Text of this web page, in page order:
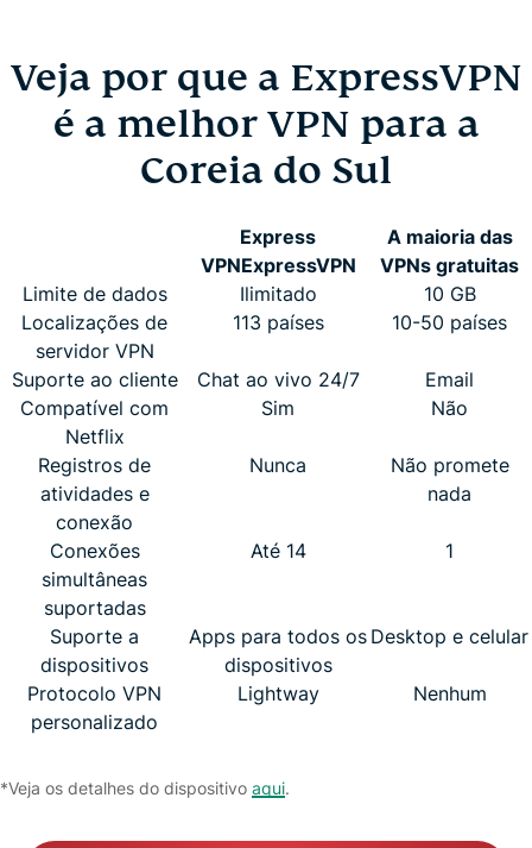
Veja por que a ExpressVPN
é a melhor VPN para a
Coreia do Sul
Express
VPNExpressVPN
A maioria das
VPNs gratuitas
Limite de dados
Ilimitado
10 GB
Localizações de
servidor VPN
113 países 10-50 países
Suporte ao cliente Chat ao vivo 24/7
Email
Compatível com
Netflix
Sim Não
Registros de
atividades e
conexão
Nunca
Não promete
nada
Conexões
simultâneas
suportadas
Até 14 1
Suporte a
dispositivos
Apps para todos os
dispositivos
Desktop e celular
Protocolo VPN
personalizado
Lightway Nenhum
*Veja os detalhes do dispositivo aqui.